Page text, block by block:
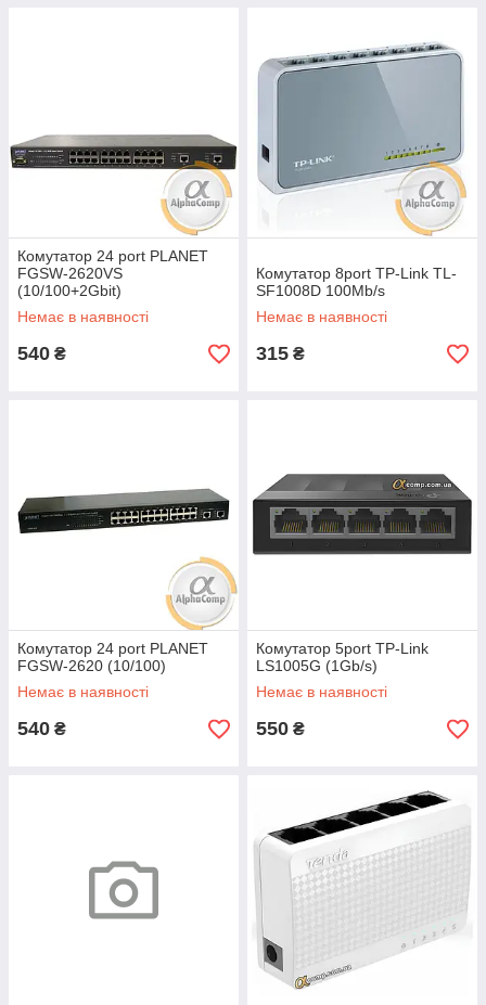
Комутатор 24 port PLANET
FGSW-2620VS
(10/100+2Gbit)
Немає в наявності
540 ₴
Комутатор 8port TP-Link TL-
SF1008D 100Mb/s
Немає в наявності
315 ₴
Комутатор 24 port PLANET
FGSW-2620 (10/100)
Немає в наявності
540 ₴
Комутатор 5port TP-Link
LS1005G (1Gb/s)
Немає в наявності
550 ₴